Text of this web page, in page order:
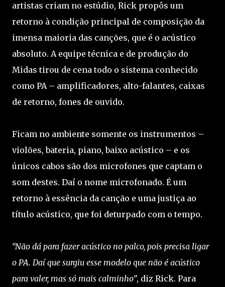
artistas criam no estúdio, Rick propôs um
retorno à condição principal de composição da
imensa maioria das canções, que é o acústico
absoluto. A equipe técnica e de produção do
Midas tirou de cena todo o sistema conhecido
como PA – amplificadores, alto-falantes, caixas
de retorno, fones de ouvido.
Ficam no ambiente somente os instrumentos –
violões, bateria, piano, baixo acústico – e os
únicos cabos são dos microfones que captam o
som destes. Daí o nome microfonado. É um
retorno à essência da canção e uma justiça ao
título acústico, que foi deturpado com o tempo.
“Não dá para fazer acústico no palco, pois precisa ligar
o PA. Daí que surgiu esse modelo que não é acústico
para valer, mas só mais calminho”, diz Rick. Para